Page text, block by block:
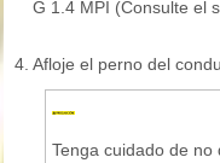
G 1.4 MPI (Consulte el
4. Afloje el perno del
Tenga cuidado de